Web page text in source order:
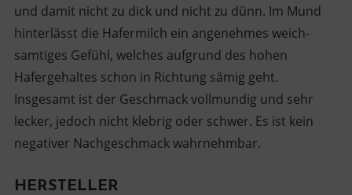
und damit nicht zu dick und nicht zu dünn. Im Mund
hinterlässt die Hafermilch ein angenehmes weich-
samtiges Gefühl, welches aufgrund des hohen
Hafergehaltes schon in Richtung sämig geht.
Insgesamt ist der Geschmack vollmundig und sehr
lecker, jedoch nicht klebrig oder schwer. Es ist kein
negativer Nachgeschmack wahrnehmbar.
HERSTELLER